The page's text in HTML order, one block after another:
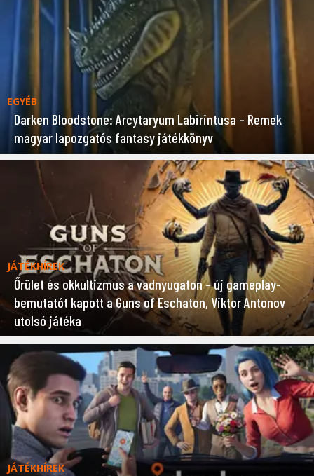
EGYÉB
Darken Bloodstone: Arcytaryum Labirintusa – Remek
magyar lapozgatós fantasy játékkönyv
JÁTÉKHÍREK
Őrület és okkultizmus a vadnyugaton – új gameplay-
bemutatót kapott a Guns of Eschaton, Viktor Antonov
utolsó játéka
JÁTÉKHÍREK